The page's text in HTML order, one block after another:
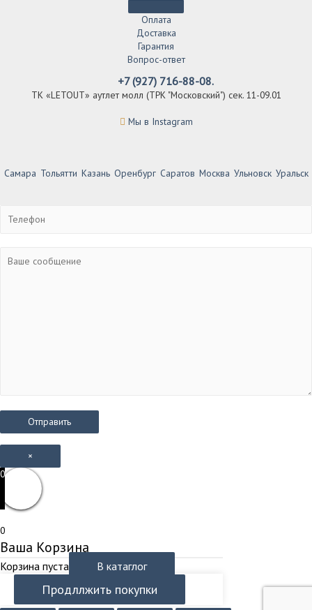
Оплата
Доставка
Гарантия
Вопрос-ответ
+7 (927) 716-88-08.
ТК «LETOUT» аутлет молл (ТРК "Московский") сек. 11-09.01
Мы в Instagram
Самара Тольятти Казань Оренбург Саратов Москва Ульновск Уральск
×
0
0
Ваша Корзина
Корзина пуста В катаглог
Продллжить покупки